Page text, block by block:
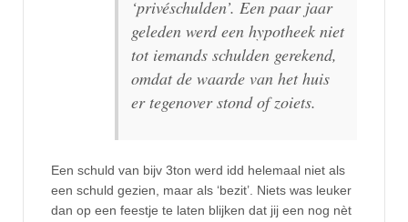
‘privéschulden’. Een paar jaar
geleden werd een hypotheek niet
tot iemands schulden gerekend,
omdat de waarde van het huis
er tegenover stond of zoiets.
Een schuld van bijv 3ton werd idd helemaal niet als
een schuld gezien, maar als ‘bezit’. Niets was leuker
dan op een feestje te laten blijken dat jij een nog nèt